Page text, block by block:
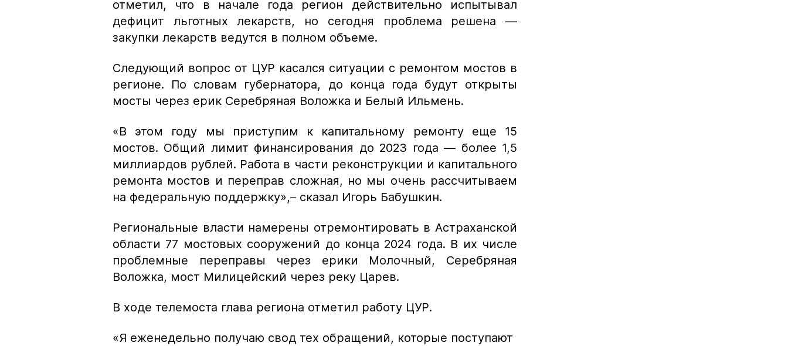
отметил, что в начале года регион действительно испытывал
дефицит льготных лекарств, но сегодня проблема решена —
закупки лекарств ведутся в полном объеме.
Следующий вопрос от ЦУР касался ситуации с ремонтом мостов в
регионе. По словам губернатора, до конца года будут открыты
мосты через ерик Серебряная Воложка и Белый Ильмень.
«В этом году мы приступим к капитальному ремонту еще 15
мостов. Общий лимит финансирования до 2023 года — более 1,5
миллиардов рублей. Работа в части реконструкции и капитального
ремонта мостов и переправ сложная, но мы очень рассчитываем
на федеральную поддержку»,– сказал Игорь Бабушкин.
Региональные власти намерены отремонтировать в Астраханской
области 77 мостовых сооружений до конца 2024 года. В их числе
проблемные переправы через ерики Молочный, Серебряная
Воложка, мост Милицейский через реку Царев.
В ходе телемоста глава региона отметил работу ЦУР.
«Я еженедельно получаю свод тех обращений, которые поступают